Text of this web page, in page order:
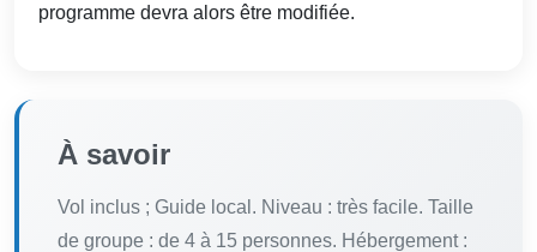
programme devra alors être modifiée.
À savoir
Vol inclus ; Guide local. Niveau : très facile. Taille
de groupe : de 4 à 15 personnes. Hébergement :